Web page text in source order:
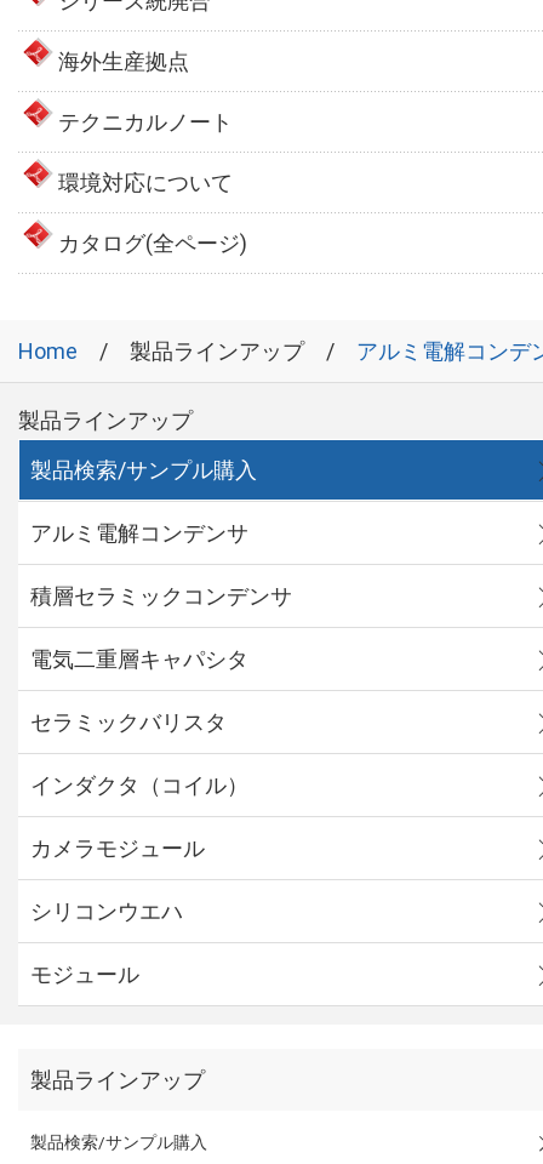
海外生産拠点
テクニカルノート
環境対応について
カタログ(全ページ)
Home 製品ラインアップ アルミ電解コンデ
製品ラインアップ
製品検索/サンプル購入
アルミ電解コンデンサ
積層セラミックコンデンサ
電気二重層キャパシタ
セラミックバリスタ
インダクタ（コイル）
カメラモジュール
シリコンウエハ
モジュール
製品ラインアップ
製品検索/サンプル購入